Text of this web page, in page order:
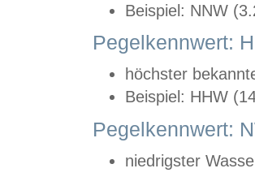
Beispiel: NNW
Pegelkennwert:
höchster
Beispiel: HHW
Pegelkennwert:
niedrigster